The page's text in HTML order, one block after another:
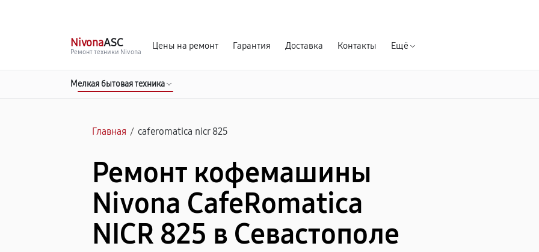
NivonaASC
Ремонт техники Nivona
Цены на ремонт Гарантия Доставка Контакты Ещё
Мелкая бытовая техника
Главная / caferomatica nicr 825
Ремонт кофемашины
Nivona CafeRomatica
NICR 825 в Севастополе